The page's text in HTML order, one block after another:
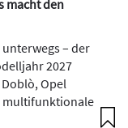
macht den
– der
2027
Opel
multifunktionale